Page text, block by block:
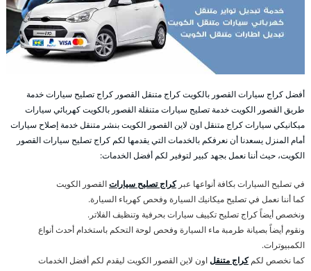
أفضل كراج سيارات القصور بالكويت كراج متنقل القصور كراج تصليح سيارات خدمة
طريق القصور الكويت خدمة تصليح سيارات متنقلة القصور بالكويت كهربائي سيارات
ميكانيكي سيارات كراج متنقل اون لاين القصور الكويت بنشر متنقل خدمة إصلاح سيارات
أمام المنزل يسعدنا أن نعرفكم بالخدمات التي يقدمها لكم كراج تصليح سيارات القصور
الكويت، حيث أننا نعمل بجهد كبير لتوفير لكم أفضل الخدمات:
في تصليح السيارات بكافة أنواعها عبركراج تصليح سياراتالقصور الكويت
كما أننا نعمل في تصليح ميكانيك السيارة وفحص كهرباء السيارة.
ونخصص أيضاً كراج تصليح تكييف سيارات بحرفية وتنظيف الفلاتر.
ونقوم أيضاً بصيانة طرمبة ماء السيارة وفحص لوحة التحكم باستخدام أحدث أنواع
الكمبيوترات.
كما نخصص لكمكراج متنقلاون لاين القصور الكويت ليقدم لكم أفضل الخدمات